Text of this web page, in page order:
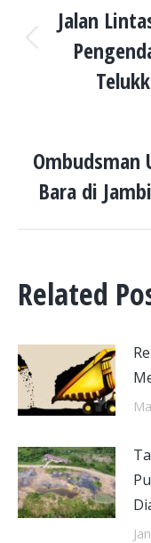
Jalan
Ombudsman
Bara di
Related